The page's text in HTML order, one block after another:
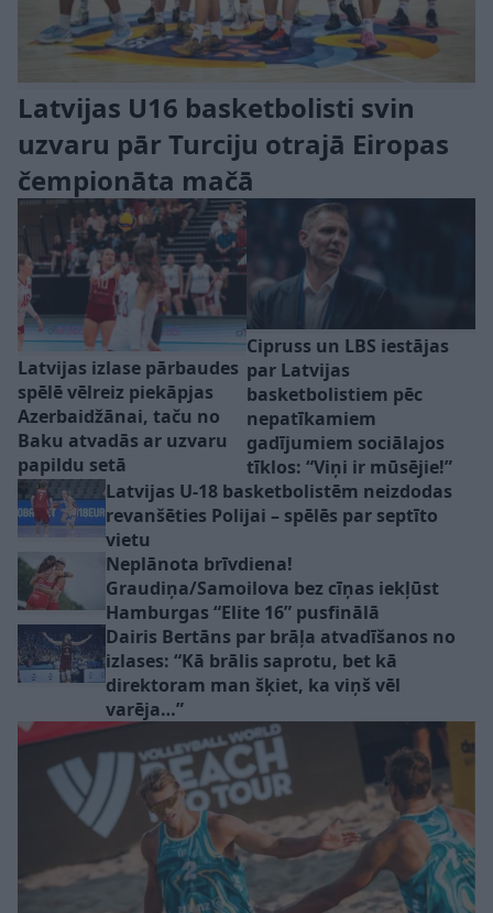
Latvijas U16 basketbolisti svin
uzvaru pār Turciju otrajā Eiropas
čempionāta mačā
Latvijas izlase pārbaudes
spēlē vēlreiz piekāpjas
Azerbaidžānai, taču no
Baku atvadās ar uzvaru
papildu setā
Cipruss un LBS iestājas
par Latvijas
basketbolistiem pēc
nepatīkamiem
gadījumiem sociālajos
tīklos: “Viņi ir mūsējie!”
Latvijas U-18 basketbolistēm neizdodas
revanšēties Polijai – spēlēs par septīto
vietu
Neplānota brīvdiena!
Graudiņa/Samoilova bez cīņas iekļūst
Hamburgas “Elite 16” pusfinālā
Dairis Bertāns par brāļa atvadīšanos no
izlases: “Kā brālis saprotu, bet kā
direktoram man šķiet, ka viņš vēl
varēja…”